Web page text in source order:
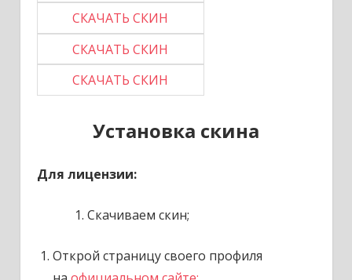
СКАЧАТЬ СКИН
СКАЧАТЬ СКИН
СКАЧАТЬ СКИН
Установка скина
Для лицензии:
Скачиваем скин;
Открой страницу своего профиля